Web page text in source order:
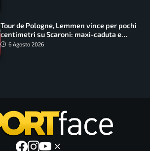
Tour de Pologne, Lemmen vince per pochi
centimetri su Scaroni: maxi-caduta e
tappa accorciata
6 Agosto 2026